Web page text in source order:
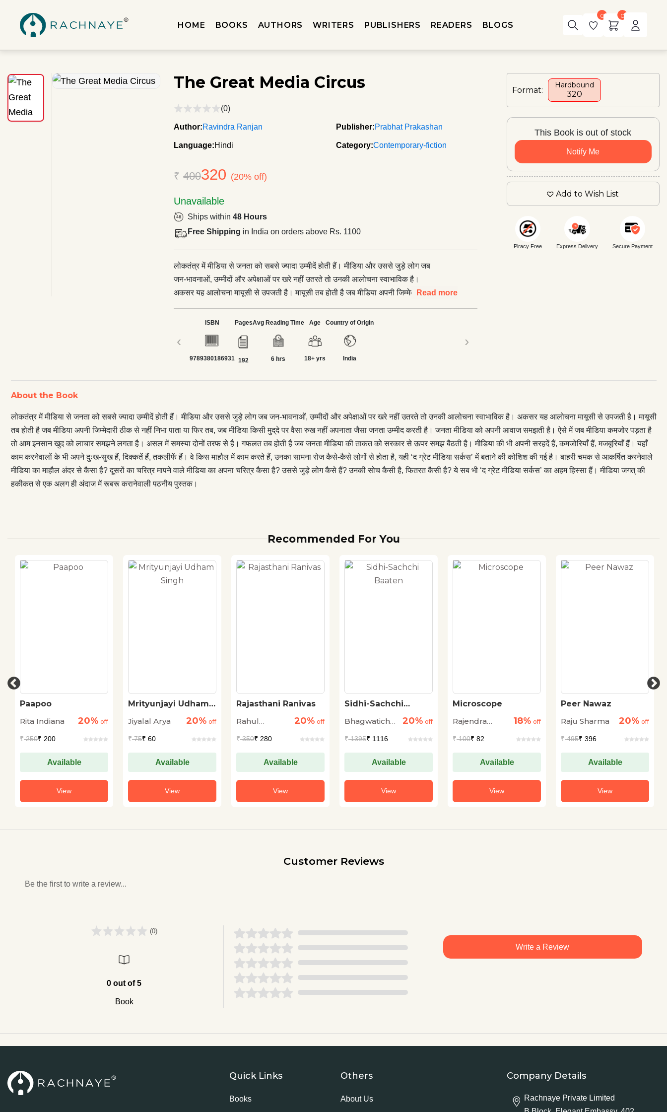
HOME BOOKS AUTHORS WRITERS PUBLISHERS READERS BLOGS
0 0
The Great Media Circus
(0)
Author:Ravindra Ranjan Publisher:Prabhat Prakashan
Language:Hindi Category:Contemporary-fiction
₹400320 (20% off)
Unavailable
Ships within48 Hours
Free Shipping in India on orders above Rs. 1100
लोकतंत्र में मीडिया से जनता को सबसे ज्यादा उम्मीदें होती हैं। मीडिया और उससे जुड़े लोग जब
जन-भावनाओं, उम्मीदों और अपेक्षाओं पर खरे नहीं उतरते तो उनकी आलोचना स्वाभाविक है।
अकसर यह आलोचना मायूसी से उपजती है। मायूसी तब होती है जब मीडिया अपनी जिम्मेदारी
जनता उम्मीद करती है। जनता मीडिया को अपनी आवाज समझती है। ऐसे में जब मीडिया
कमजोर पड़ता है तो आम इनसान खुद को लाचार समझने लगता है। असल में समस्या दोनों तरफ
से है। गफलत तब होती है जब जनता मीडिया की ताकत को सरकार से ऊपर समझ बैठती है।
मीडिया की भी अपनी सरहदें हैं, कमजोरियाँ हैं, मजबूरियाँ हैं। यहाँ काम करनेवालों के भी अपने
का अपना चरित्र कैसा है? उससे जुड़े लोग कैसे हैं? उनकी सोच कैसी है, फितरत कैसी है? ये
सब भी ‘द ग्रेट मीडिया सर्कस’ का अहम हिस्सा हैं। मीडिया जगत् की हकीकत से एक अलग ही
अंदाज में रूबरू करानेवाली पठनीय पुस्तक।
Read more
‹
ISBN
9789380186931
Pages
192
Avg Reading Time
6 hrs
Age
18+ yrs
Country of Origin
India
›
Format:
Hardbound
₹320
This Book is out of stock
Notify Me
Add to Wish List
Piracy Free Express Delivery Secure Payment
About the Book
लोकतंत्र में मीडिया से जनता को सबसे ज्यादा उम्मीदें होती हैं। मीडिया और उससे जुड़े लोग जब जन-भावनाओं, उम्मीदों और अपेक्षाओं पर खरे नहीं उतरते तो उनकी आलोचना स्वाभाविक है। अकसर यह आलोचना मायूसी से उपजती है। मायूसी
तब होती है जब मीडिया अपनी जिम्मेदारी ठीक से नहीं निभा पाता या फिर तब, जब मीडिया किसी मुद‍्दे पर वैसा रुख नहीं अपनाता जैसा जनता उम्मीद करती है। जनता मीडिया को अपनी आवाज समझती है। ऐसे में जब मीडिया कमजोर पड़ता है
तो आम इनसान खुद को लाचार समझने लगता है। असल में समस्या दोनों तरफ से है। गफलत तब होती है जब जनता मीडिया की ताकत को सरकार से ऊपर समझ बैठती है। मीडिया की भी अपनी सरहदें हैं, कमजोरियाँ हैं, मजबूरियाँ हैं। यहाँ
काम करनेवालों के भी अपने दुःख-सुख हैं, दिक्कतें हैं, तकलीफें हैं। वे किस माहौल में काम करते हैं, उनका सामना रोज कैसे-कैसे लोगों से होता है, यही ‘द ग्रेट मीडिया सर्कस’ में बताने की कोशिश की गई है। बाहरी चमक से आकर्षित करनेवाले
मीडिया का माहौल अंदर से कैसा है? दूसरों का चरित्र मापने वाले मीडिया का अपना चरित्र कैसा है? उससे जुड़े लोग कैसे हैं? उनकी सोच कैसी है, फितरत कैसी है? ये सब भी ‘द ग्रेट मीडिया सर्कस’ का अहम हिस्सा हैं। मीडिया जगत् की
हकीकत से एक अलग ही अंदाज में रूबरू करानेवाली पठनीय पुस्तक।
Recommended For You
Paapoo
Rita Indiana
20% off
₹250₹ 200
Available
View
Mrityunjayi Udham
Jiyalal Arya
20% off
₹75₹ 60
Available
View
Rajasthani Ranivas
Rahul
20% off
₹350₹ 280
Available
View
Sidhi-Sachchi
Bhagwaticharan20% off
₹1395₹ 1116
Available
View
Microscope
Rajendra
18% off
₹100₹ 82
Available
View
Peer Nawaz
Raju Sharma
20% off
₹495₹ 396
Available
View
Customer Reviews
Be the first to write a review...
(0)
0 out of 5
Book
Write a Review
Quick Links
Books
Others
About Us
Company Details
Rachnaye Private Limited